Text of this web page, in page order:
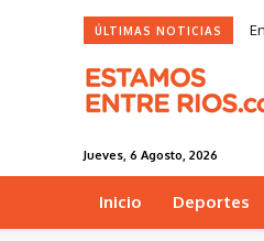
ÚLTIMAS NOTICIAS
Jueves, 6 Agosto, 2026
Inicio Deportes